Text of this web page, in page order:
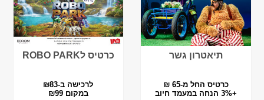
תיאטרון גשר
כרטיס החל מ-65 ₪
+3% הנחה במעמד חיוב
כרטיס לROBO PARK
לרכישה ב-₪83
במקום ₪99